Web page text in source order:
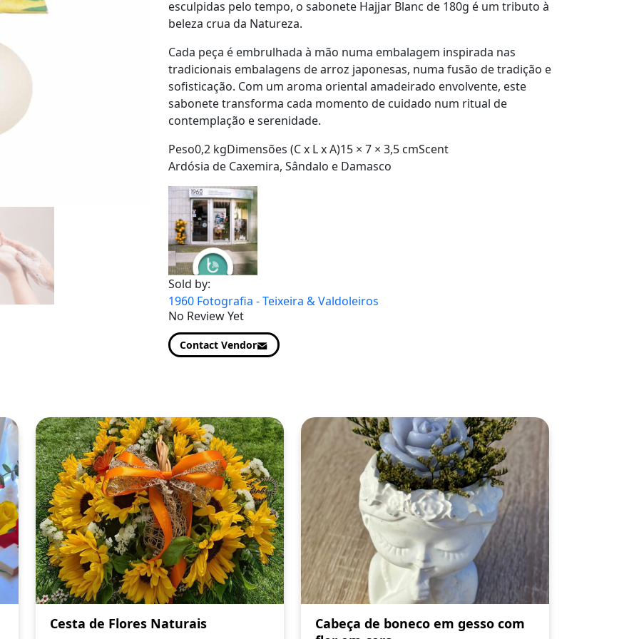
esculpidas pelo tempo, o sabonete Hajjar Blanc de 180g é um tributo à
beleza crua da Natureza.
Cada peça é embrulhada à mão numa embalagem inspirada nas
tradicionais embalagens de arroz japonesas, numa fusão de tradição e
sofisticação. Com um aroma oriental amadeirado envolvente, este
sabonete transforma cada momento de cuidado num ritual de
contemplação e serenidade.
Peso0,2 kgDimensões (C x L x A)15 × 7 × 3,5 cmScent
Ardósia de Caxemira, Sândalo e Damasco
Sold by:
1960 Fotografia - Teixeira & Valdoleiros
No Review Yet
Contact Vendor
Cesta de Flores Naturais
Cabeça de boneco em gesso com